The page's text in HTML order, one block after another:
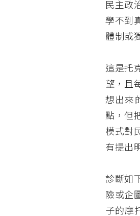
民主政
學不到
體制或
這是托
望，且
想出來
點，但
模式對
有提出
診斷如
險或企
子的摩